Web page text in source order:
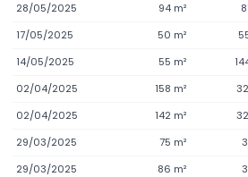
28/05/2025
94 m²
17/05/2025
50 m²
14/05/2025
55 m²
02/04/2025
158 m²
02/04/2025
142 m²
29/03/2025
75 m²
29/03/2025
86 m²